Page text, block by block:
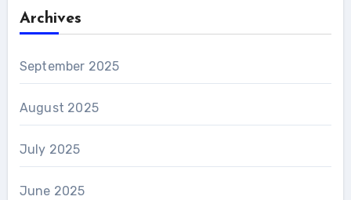
Archives
September 2025
August 2025
July 2025
June 2025